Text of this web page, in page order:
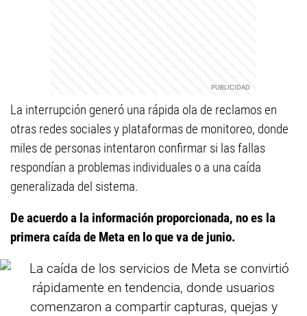
La interrupción generó una rápida ola de reclamos en
otras redes sociales y plataformas de monitoreo, donde
miles de personas intentaron confirmar si las fallas
respondían a problemas individuales o a una caída
generalizada del sistema.
De acuerdo a la información proporcionada, no es la
primera caída de Meta en lo que va de junio.